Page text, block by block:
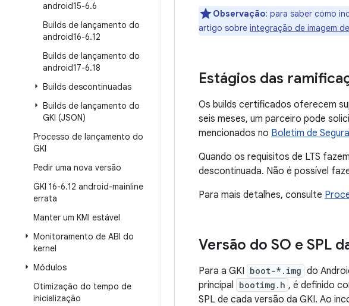
android15-6.6
Builds de lançamento do
android16-6.12
Builds de lançamento do
android17-6.18
Builds descontinuadas
Builds de lançamento do
GKI (JSON)
Processo de lançamento do
GKI
Pedir uma nova versão
GKI 16-6.12 android-mainline
errata
Manter um KMI estável
Monitoramento de ABI do
kernel
Módulos
Otimização do tempo de
inicialização
Observação: para saber como
artigo sobre integração de imagem
Estágios das
Os builds certificados oferecem
seis meses, um parceiro pode
mencionados no Boletim de
Quando os requisitos de LTS
descontinuada. Não é possível
Para mais detalhes, consulte
Versão do SO e SPL
Para a GKI boot-*.img do
principal bootimg.h , é definido
SPL de cada versão da GKI. Ao